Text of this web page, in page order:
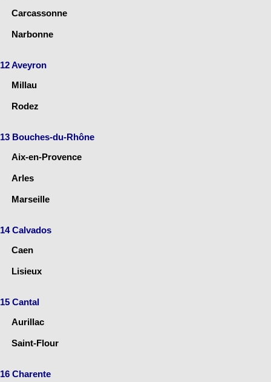
Carcassonne
Narbonne
12 Aveyron
Millau
Rodez
13 Bouches-du-Rhône
Aix-en-Provence
Arles
Marseille
14 Calvados
Caen
Lisieux
15 Cantal
Aurillac
Saint-Flour
16 Charente